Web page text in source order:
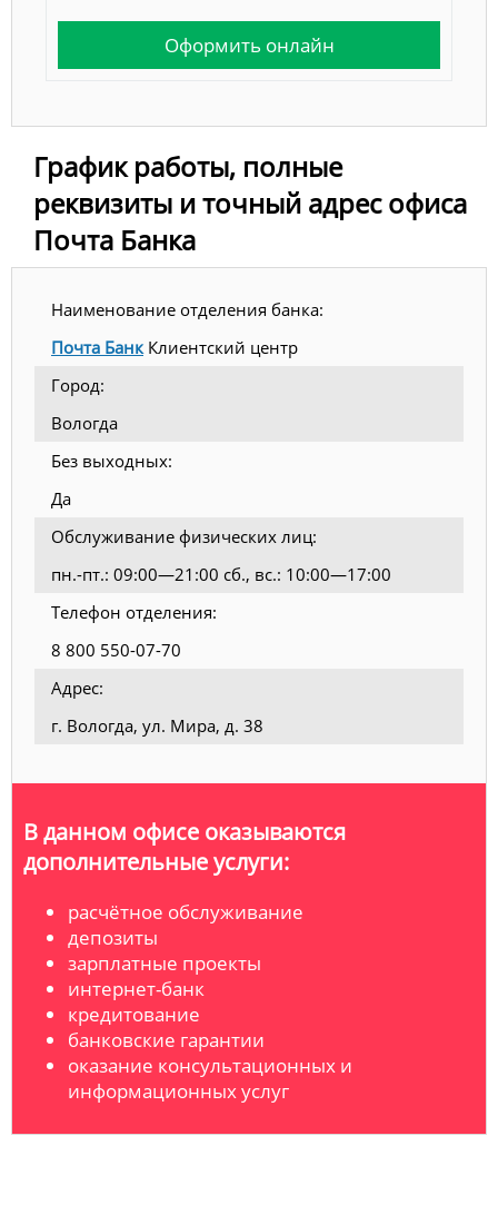
Оформить онлайн
График работы, полные
реквизиты и точный адрес офиса
Почта Банка
Наименование отделения банка:
Почта БанкКлиентский центр
Город:
Вологда
Без выходных:
Да
Обслуживание физических лиц:
пн.-пт.: 09:00—21:00 сб., вс.: 10:00—17:00
Телефон отделения:
8 800 550-07-70
Адрес:
г. Вологда, ул. Мира, д. 38
В данном офисе оказываются
дополнительные услуги:
расчётное обслуживание
депозиты
зарплатные проекты
интернет-банк
кредитование
банковские гарантии
оказание консультационных и
информационных услуг